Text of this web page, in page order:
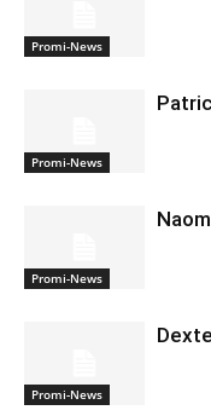
Promi-News
Promi-News
Promi-News
Promi-News